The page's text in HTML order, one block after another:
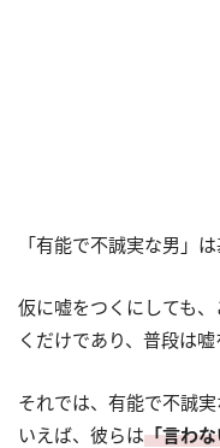
「有能で不誠実な男」
仮に嘘をつくにしても
くだけであり、普段は嘘
それでは、有能で不誠
いえば、彼らは「言わ